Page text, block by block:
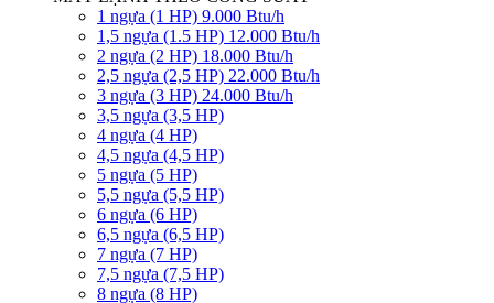
1 ngựa (1 HP) 9.000 Btu/h
1,5 ngựa (1.5 HP) 12.000 Btu/h
2 ngựa (2 HP) 18.000 Btu/h
2,5 ngựa (2,5 HP) 22.000 Btu/h
3 ngựa (3 HP) 24.000 Btu/h
3,5 ngựa (3,5 HP)
4 ngựa (4 HP)
4,5 ngựa (4,5 HP)
5 ngựa (5 HP)
5,5 ngựa (5,5 HP)
6 ngựa (6 HP)
6,5 ngựa (6,5 HP)
7 ngựa (7 HP)
7,5 ngựa (7,5 HP)
8 ngựa (8 HP)